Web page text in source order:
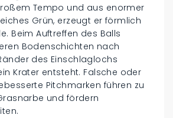
Tempo und aus enormer
Grün, erzeugt er förmlich
Beim Auftreffen des Balls
Bodenschichten nach
des Einschlaglochs
Krater entsteht. Falsche oder
Pitchmarken führen zu
und fördern